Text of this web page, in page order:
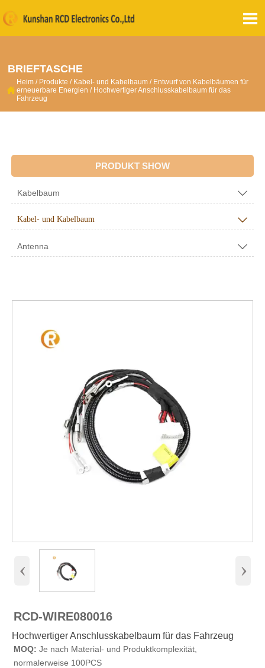

BRIEFTASCHE

Heim / Produkte / Kabel- und Kabelbaum / Entwurf von Kabelbäumen für
erneuerbare Energien / Hochwertiger Anschlusskabelbaum für das
Fahrzeug
PRODUKT SHOW
Kabelbaum 
Kabel- und Kabelbaum 
Antenna 
‹ ›
RCD-WIRE080016
Hochwertiger Anschlusskabelbaum für das Fahrzeug
MOQ: Je nach Material- und Produktkomplexität,
normalerweise 100PCS